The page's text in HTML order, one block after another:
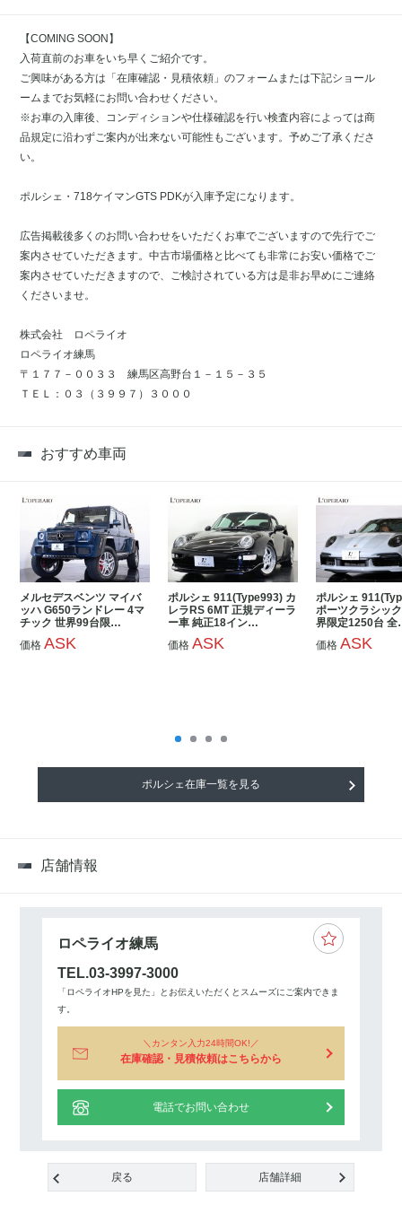
【COMING SOON】
入荷直前のお車をいち早くご紹介です。
ご興味がある方は「在庫確認・見積依頼」のフォームまたは下記ショール
ームまでお気軽にお問い合わせください。
※お車の入庫後、コンディションや仕様確認を行い検査内容によっては商
品規定に沿わずご案内が出来ない可能性もございます。予めご了承くださ
い。
ポルシェ・718ケイマンGTS PDKが入庫予定になります。
広告掲載後多くのお問い合わせをいただくお車でございますので先行でご
案内させていただきます。中古市場価格と比べても非常にお安い価格でご
案内させていただきますので、ご検討されている方は是非お早めにご連絡
くださいませ。
株式会社 ロペライオ
ロペライオ練馬
〒１７７－００３３ 練馬区高野台１－１５－３５
ＴＥＬ：０３（３９９７）３０００
おすすめ車両
メルセデスベンツ マイバ
ッハ G650ランドレー 4マ
チック 世界99台限…
価格 ASK
ポルシェ 911(Type993) カ
レラRS 6MT 正規ディーラ
ー車 純正18イン…
価格 ASK
ポルシェ
ポーツクラシッ
界限定1250台
価格 ASK
ポルシェ在庫一覧を見る
店舗情報
ロペライオ練馬
TEL.03-3997-3000
「ロペライオHPを見た」とお伝えいただくとスムーズにご案内できま
す。
カンタン入力24時間OK!
在庫確認・見積依頼はこちらから
電話でお問い合わせ
戻る 店舗詳細